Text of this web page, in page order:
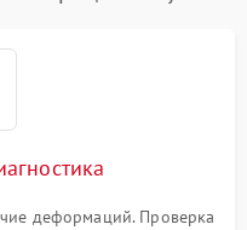
деформаций. Проверка